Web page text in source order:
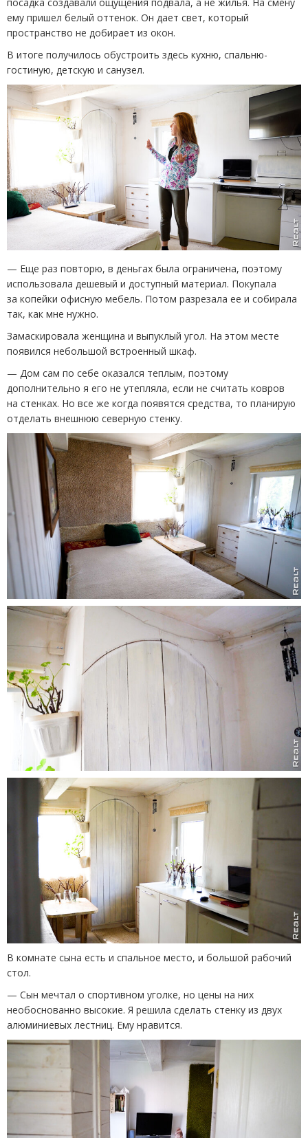
ему пришел белый оттенок. Он дает свет, который
пространство не добирает из окон.
В итоге получилось обустроить здесь кухню, спальню-
гостиную, детскую и санузел.
— Еще раз повторю, в деньгах была ограничена, поэтому
использовала дешевый и доступный материал. Покупала
за копейки офисную мебель. Потом разрезала ее и собирала
так, как мне нужно.
Замаскировала женщина и выпуклый угол. На этом месте
появился небольшой встроенный шкаф.
— Дом сам по себе оказался теплым, поэтому
дополнительно я его не утепляла, если не считать ковров
на стенках. Но все же когда появятся средства, то планирую
отделать внешнюю северную стенку.
В комнате сына есть и спальное место, и большой рабочий
стол.
— Сын мечтал о спортивном уголке, но цены на них
необоснованно высокие. Я решила сделать стенку из двух
алюминиевых лестниц. Ему нравится.